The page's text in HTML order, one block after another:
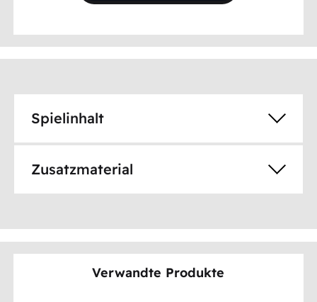
Spielinhalt
Zusatzmaterial
Verwandte Produkte